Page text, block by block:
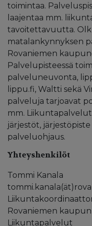
toimintaa.
laajentaa mm.
tavoitettavuutta.
matalankynnyksen
Rovaniemen
Palvelupisteessä
palveluneuvonta,
lippu.fi, Waltti sekä
palveluja tarjoavat
mm.
järjestöt,
palveluohjaus.
Yhteyshenkilöt
Tommi Kanala
Rovaniemen
Liikuntapalvelut